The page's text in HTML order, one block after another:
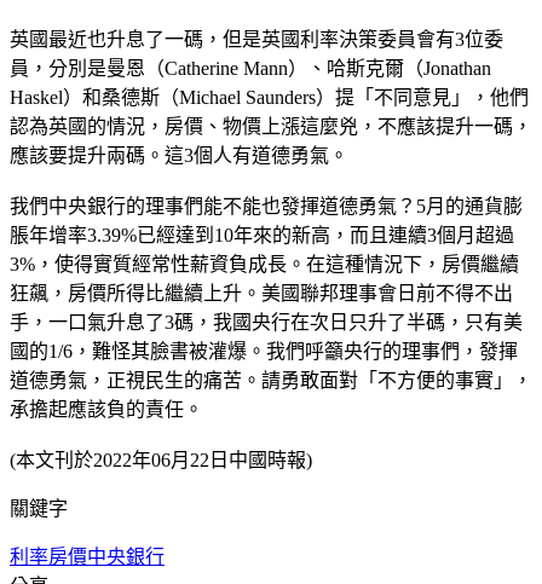
英國最近也升息了一碼，但是英國利率決策委員會有3位委
員，分別是曼恩（Catherine Mann）、哈斯克爾（Jonathan
Haskel）和桑德斯（Michael Saunders）提「不同意見」，他們
認為英國的情況，房價、物價上漲這麼兇，不應該提升一碼，
應該要提升兩碼。這3個人有道德勇氣。
我們中央銀行的理事們能不能也發揮道德勇氣？5月的通貨膨
脹年增率3.39%已經達到10年來的新高，而且連續3個月超過
3%，使得實質經常性薪資負成長。在這種情況下，房價繼續
狂飆，房價所得比繼續上升。美國聯邦理事會日前不得不出
手，一口氣升息了3碼，我國央行在次日只升了半碼，只有美
國的1/6，難怪其臉書被灌爆。我們呼籲央行的理事們，發揮
道德勇氣，正視民生的痛苦。請勇敢面對「不方便的事實」，
承擔起應該負的責任。
(本文刊於2022年06月22日中國時報)
關鍵字
利率房價中央銀行